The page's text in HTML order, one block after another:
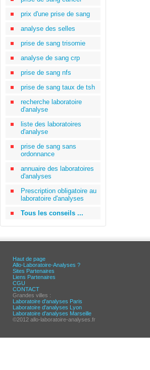
prix d'une prise de sang
analyse des selles
prise de sang trisomie
analyse de sang crp
prise de sang nfs
prise de sang taux de tsh
recherche laboratoire
d'analyse
liste des laboratoires
d'analyse
prise de sang sans
ordonnance
annuaire des laboratoires
d'analyses
Prescription obligatoire au
laboratoire d'analyses
Tous les conseils ...
Haut de page
Allo-Laboratoire-Analyses ?
Sites Partenaires
Liens Partenaires
CGU
CONTACT
Grandes villes :
Laboratoire d'analyses Paris
Laboratoire d'analyses Lyon
Laboratoire d'analyses Marseille
©2012 allo-laboratoire-analyses.fr